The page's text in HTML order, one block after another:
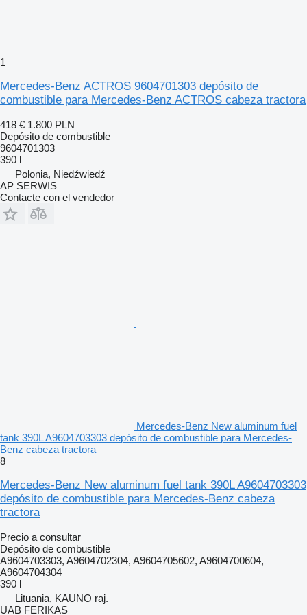
1
Mercedes-Benz ACTROS 9604701303 depósito de
combustible para Mercedes-Benz ACTROS cabeza tractora
418 € 1.800 PLN
Depósito de combustible
9604701303
390 l
Polonia, Niedźwiedź
AP SERWIS
Contacte con el vendedor
Mercedes-Benz New aluminum fuel
tank 390L A9604703303 depósito de combustible para Mercedes-
Benz cabeza tractora
8
Mercedes-Benz New aluminum fuel tank 390L A9604703303
depósito de combustible para Mercedes-Benz cabeza
tractora
Precio a consultar
Depósito de combustible
A9604703303, A9604702304, A9604705602, A9604700604,
A9604704304
390 l
Lituania, KAUNO raj.
UAB FERIKAS